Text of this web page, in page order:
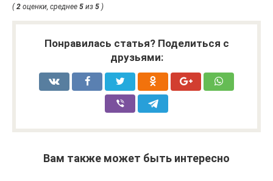
( 2 оценки, среднее 5 из 5 )
Понравилась статья? Поделиться с
друзьями:
Вам также может быть интересно